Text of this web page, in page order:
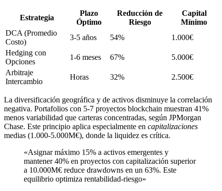
Estrategia
Plazo
Óptimo
Reducción de
Riesgo
Capital
Mínimo
DCA (Promedio
Costo)
3-5 años 54%
1.000€
Hedging con
Opciones
1-6 meses 67%
5.000€
Arbitraje
Intercambio
Horas 32% 2.500€
La diversificación geográfica y de activos disminuye la correlación
negativa. Portafolios con 5-7 proyectos blockchain muestran 41%
menos variabilidad que carteras concentradas, según JPMorgan
Chase. Este principio aplica especialmente en capitalizaciones
medias (1.000-5.000M€), donde la liquidez es crítica.
«Asignar máximo 15% a activos emergentes y
mantener 40% en proyectos con capitalización superior
a 10.000M€ reduce drawdowns en un 63%. Este
equilibrio optimiza rentabilidad-riesgo»